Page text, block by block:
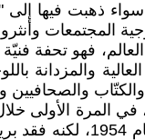
ذهبت فيها إلى
المجتمعات
فهو تحفة
والصحافيين
المرة الأولى